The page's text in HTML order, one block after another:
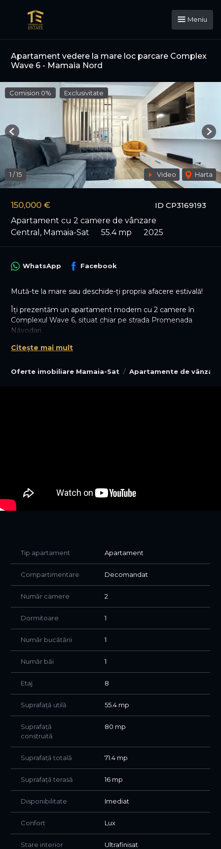
Meniu
Apartament vedere la mare loc parcare Complex
Wave 6 - Mamaia Nord
ID CP3169193
150,000 €
Apartament cu 2 camere de vânzare
Central, Mamaia-Sat
55.4 mp 2025
Comision 0% Exclusivitate
1 /15 Video Harta
Previous
Oferte imobiliare Mamaia-Sat Apartamente de
WhatsApp Facebook
Mută-te la mare sau deschide-ți propria afacere estivală!
Îți prezentăm un apartament modern cu 2 camere în
Complexul Wave 6, situat chiar pe strada Promenada
Năvodari.
Situat la etajul 8/9 într-un bloc nou (2025), apartamentul
terasă superbă de 16 mp care comunică cu ambele
datorită cererii uriașe din complex.
Actele sunt pregătite, disponibilitate imediată. Hai să îl
Citește mai mult
Tip apartament Apartament
Compartimentare Decomandat
Număr camere 2
Dormitoare 1
Număr bucătării 1
Număr băi 1
Etaj 8
Suprafață utilă 55.4 mp
Suprafață
construită
80 mp
Suprafață totală 71.4 mp
Suprafață terasă 16 mp
Disponibilitate Imediat
Confort Lux
Stare interior Ultrafinisat